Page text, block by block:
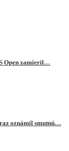
Open zamieril…
oznámil smutnú…